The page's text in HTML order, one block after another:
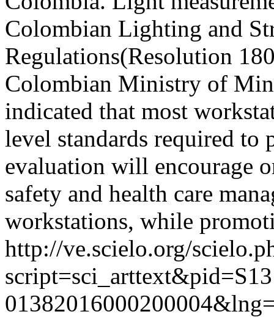
Colombian Lighting and
Regulations(Resolution
Colombian Ministry of
indicated that most
level standards required to
evaluation will encourage
safety and health care
workstations, while
http://ve.scielo.org/